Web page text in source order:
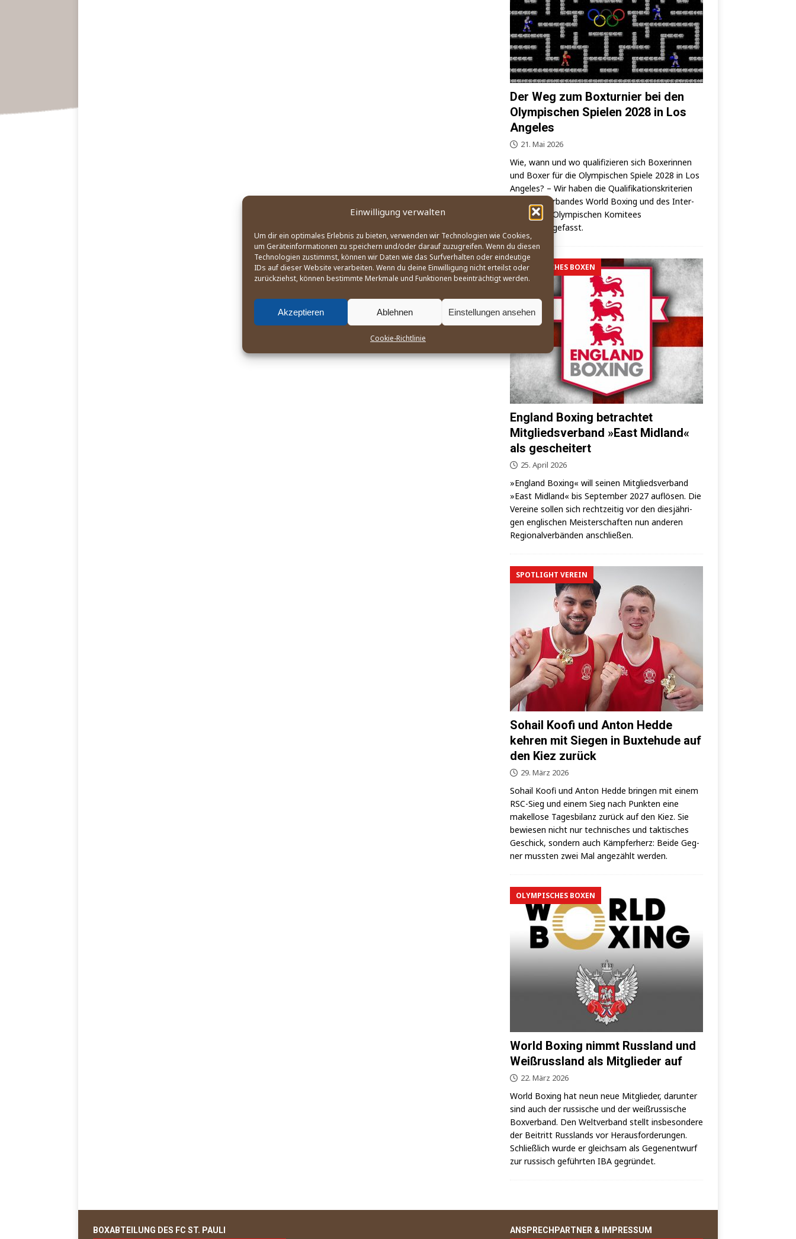
Einwilligung verwalten
Um dir ein optimales Erlebnis zu bieten, verwenden wir Technologien wie Cookies,
um Geräteinformationen zu speichern und/oder darauf zuzugreifen. Wenn du diesen
Technologien zustimmst, können wir Daten wie das Surfverhalten oder eindeutige
IDs auf dieser Website verarbeiten. Wenn du deine Einwilligung nicht erteilst oder
zurückziehst, können bestimmte Merkmale und Funktionen beeinträchtigt werden.
Akzeptieren Ablehnen Einstellungen ansehen
Cookie-Richtlinie
Der Weg zum Boxturnier bei den
Olympischen Spielen 2028 in Los
Angeles
21. Mai 2026
Wie, wann und wo qua­li­fi­zie­ren sich Boxe­rin­nen
und Boxer für die Olym­pi­schen Spie­le 2028 in Los
Ange­les? – Wir haben die Qua­li­fi­ka­ti­ons­kri­te­ri­en
des Welt­ver­ban­des World Boxing und des Inter­
na­tio­na­les Olym­pi­schen Komi­tees
zusammengefasst.
OLYMPISCHES BOXEN
England Boxing betrachtet
Mitgliedsverband »East Midland«
als gescheitert
25. April 2026
»Eng­land Boxing« will sei­nen Mit­glieds­ver­band
»East Mid­land« bis Sep­tem­ber 2027 auf­lö­sen. Die
Ver­ei­ne sol­len sich recht­zei­tig vor den dies­jäh­ri­
gen eng­li­schen Meis­ter­schaf­ten nun ande­ren
Regio­nal­ver­bän­den anschließen.
SPOTLIGHT VEREIN
Sohail Koofi und Anton Hedde
kehren mit Siegen in Buxtehude auf
den Kiez zurück
29. März 2026
Sohail Koo­fi und Anton Hed­de brin­gen mit einem
RSC-Sieg und einem Sieg nach Punk­ten eine
makel­lo­se Tages­bi­lanz zurück auf den Kiez. Sie
bewie­sen nicht nur tech­ni­sches und tak­ti­sches
Geschick, son­dern auch Kämp­fer­herz: Bei­de Geg­
ner muss­ten zwei Mal ange­zählt werden.
OLYMPISCHES BOXEN
World Boxing nimmt Russland und
Weißrussland als Mitglieder auf
22. März 2026
World Boxing hat neun neue Mit­glie­der, dar­un­ter
sind auch der rus­si­sche und der weiß­rus­si­sche
Box­ver­band. Den Welt­ver­band stellt ins­be­son­de­re
der Bei­tritt Russ­lands vor Her­aus­for­de­run­gen.
Schließ­lich wur­de er gleich­sam als Gegen­ent­wurf
zur rus­sisch geführ­ten IBA gegründet.
BOXABTEILUNG DES FC ST. PAULI ANSPRECHPARTNER & IMPRESSUM